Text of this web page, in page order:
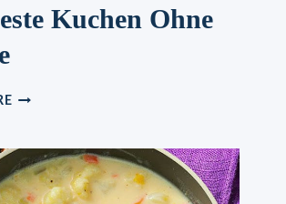
Kuchen Ohne
DER
OHNE
WAAGE